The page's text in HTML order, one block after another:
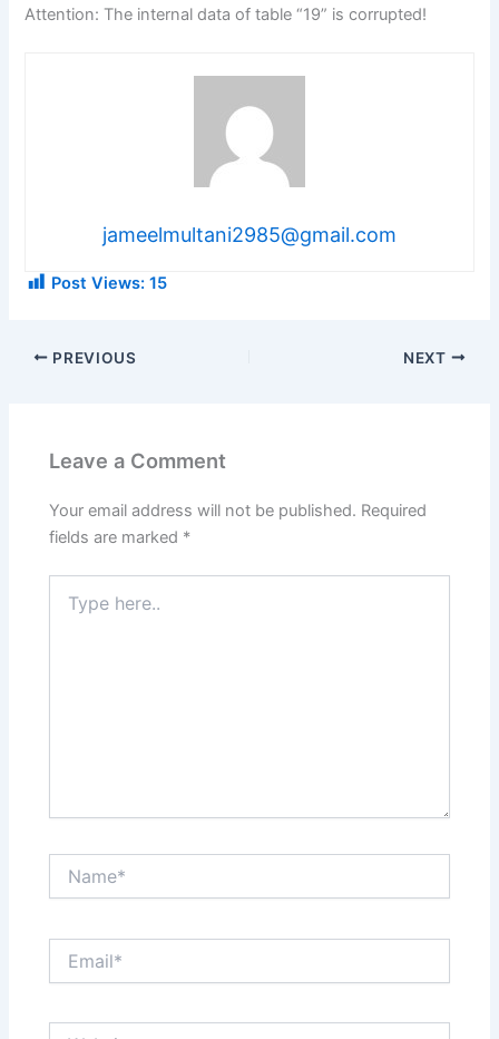
Attention: The internal data of table “19” is corrupted!
jameelmultani2985@gmail.com
Post Views: 15
PREVIOUS NEXT
Leave a Comment
Your email address will not be published. Required
fields are marked *
here..